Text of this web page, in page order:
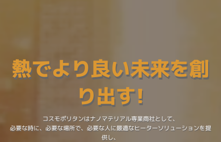
熱でより良い未来を創
り出す!
コスモポリタンはナノマテリアル専業商社として、
必要な時に、必要な場所で、必要な人に最適なヒーターソリューションを提
供し、
発熱 × 塗料
コスモポリタンはナノマテリアル専業商社として、
必要な時に、必要な場所で、必要な人に最適なヒーターソリューションを提
供し、
より快適に「仕事」や「生活」が送れる社会を目指します。
熱でより良い未来を創
り出す!
コスモポリタンはナノマテリアル専業商社として、
必要な時に、必要な場所で、必要な人に最適なヒーターソリューションを提
供し、